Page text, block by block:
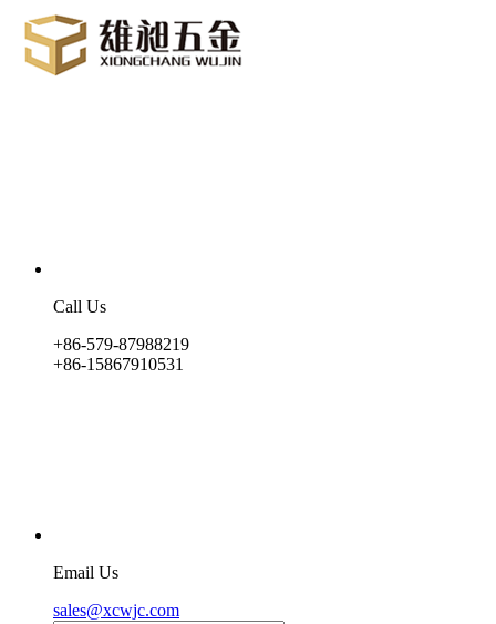
Call Us
+86-579-87988219
+86-15867910531
Email Us
sales@xcwjc.com